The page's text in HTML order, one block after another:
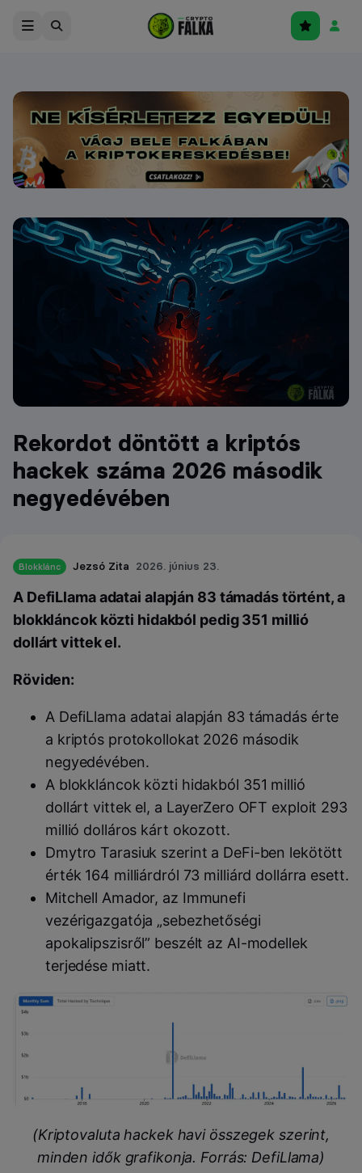
Rekordot döntött a kriptós
hackek száma 2026 második
negyedévében
Blokklánc Jezsó Zita 2026. június 23.
A DefiLlama adatai alapján 83 támadás történt, a
blokkláncok közti hidakból pedig 351 millió
dollárt vittek el.
Röviden:
A DefiLlama adatai alapján 83 támadás érte
a kriptós protokollokat 2026 második
negyedévében.
A blokkláncok közti hidakból 351 millió
dollárt vittek el, a LayerZero OFT exploit 293
millió dolláros kárt okozott.
Dmytro Tarasiuk szerint a DeFi-ben lekötött
érték 164 milliárdról 73 milliárd dollárra esett.
Mitchell Amador, az Immunefi
vezérigazgatója „sebezhetőségi
apokalipszisről” beszélt az AI-modellek
terjedése miatt.
(Kriptovaluta hackek havi összegek szerint,
minden idők grafikonja. Forrás: DefiLlama)